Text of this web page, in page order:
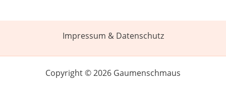
Impressum & Datenschutz
Copyright © 2026 Gaumenschmaus